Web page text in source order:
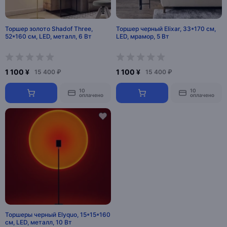
Торшер золото Shadof Three,
52*160 см, LED, металл, 6 Вт
1 100 ¥ 15 400 ₽
10
оплачено
Торшер черный Elixar, 33*170 см,
LED, мрамор, 5 Вт
1 100 ¥ 15 400 ₽
10
оплачено
Торшеры черный Elyquo, 15*15*160
см, LED, металл, 10 Вт